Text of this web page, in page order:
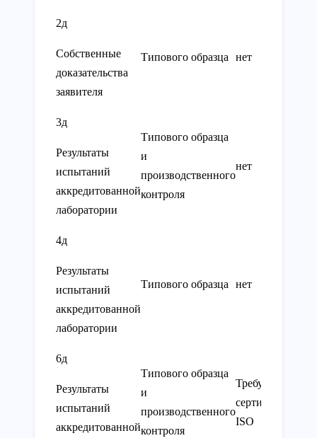
2д
Собственные
доказательства
заявителя
Типового образца нет
3д
Результаты
испытаний
аккредитованной
лаборатории
Типового образца
и
производственного
контроля
нет
4д
Результаты
испытаний
аккредитованной
лаборатории
Типового образца нет
6д
Результаты
испытаний
аккредитованной
Типового образца
и
производственного
контроля
Требуется
сертификат
ISO